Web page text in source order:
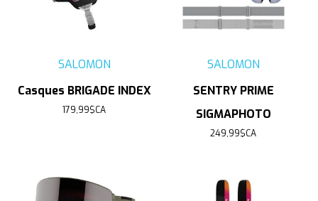
SALOMON
Casques BRIGADE INDEX
179,99$CA
SALOMON
SENTRY PRIME
SIGMAPHOTO
249,99$CA